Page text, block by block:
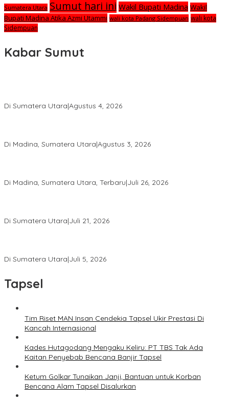
Sumatera Utara Sumut hari ini Wakil Bupati Madina Wakil
Bupati Madina Atika Azmi Utammi wali kota Padang Sidempuan wali kota
Sidempuan
Kabar Sumut
Di Sumatera Utara|Agustus 4, 2026
Di Madina, Sumatera Utara|Agustus 3, 2026
Di Madina, Sumatera Utara, Terbaru|Juli 26, 2026
Di Sumatera Utara|Juli 21, 2026
Di Sumatera Utara|Juli 5, 2026
Tapsel
Tim Riset MAN Insan Cendekia Tapsel Ukir Prestasi Di
Kancah Internasional
Kades Hutagodang Mengaku Keliru: PT TBS Tak Ada
Kaitan Penyebab Bencana Banjir Tapsel
Ketum Golkar Tunaikan Janji, Bantuan untuk Korban
Bencana Alam Tapsel Disalurkan